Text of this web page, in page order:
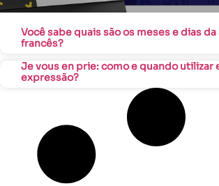
Você sabe quais são os meses e dias
francês?
Je vous en prie: como e quando utilizar
expressão?